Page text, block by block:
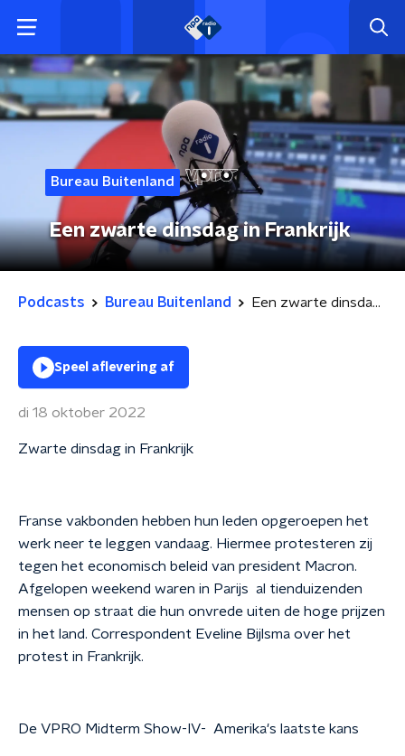
Bureau Buitenland
Een zwarte dinsdag in Frankrijk
Podcasts Bureau Buitenland Een zwarte dinsdag in Frankrijk
Speel aflevering af
di 18 oktober 2022
Zwarte dinsdag in Frankrijk
Franse vakbonden hebben hun leden opgeroepen het
werk neer te leggen vandaag. Hiermee protesteren zij
tegen het economisch beleid van president Macron.
Afgelopen weekend waren in Parijs al tienduizenden
mensen op straat die hun onvrede uiten de hoge prijzen
in het land. Correspondent Eveline Bijlsma over het
protest in Frankrijk.
De VPRO Midterm Show-IV- Amerika's laatste kans